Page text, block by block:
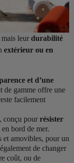
mais leur durabilité
extérieur ou en
et d’une
de gamme offre une
facilement
, conçu pour résister
bord de mer.
et amovibles, pour un
de changer
coût, ou de